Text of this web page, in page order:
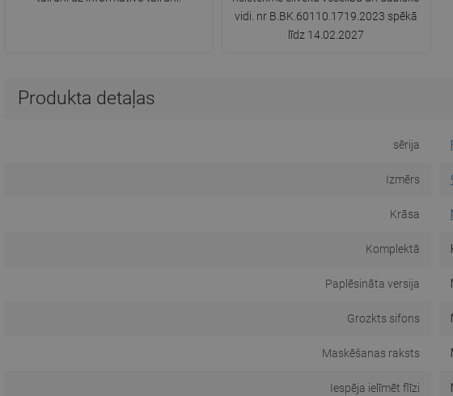
vidi. nr B.BK.60110.1719.2023 spēkā
līdz 14.02.2027
Produkta detaļas
sērija
Izmērs
Krāsa
Komplektā
Paplēsināta versija
Grozkts sifons
Maskēšanas raksts
Iespēja ielīmēt flīzi